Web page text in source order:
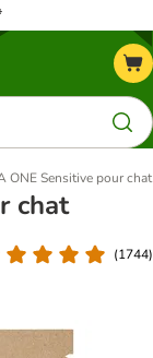
ONE Sensitive pour chat
chat
(1744)